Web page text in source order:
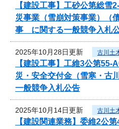
【建設工事】工砂公第総
災事業（雪崩対策事業）（
事 に関する一般競争入札
2025年10月28日更新 古川土
【建設工事】工維3公第
災・安全交付金（雪寒・古
一般競争入札公告
2025年10月14日更新 古川土
【建設関連業務】委維2公